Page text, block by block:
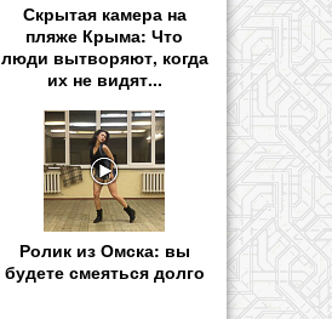
Скрытая камера на
пляже Крыма: Что
люди вытворяют, когда
их не видят...
Ролик из Омска: вы
будете смеяться долго